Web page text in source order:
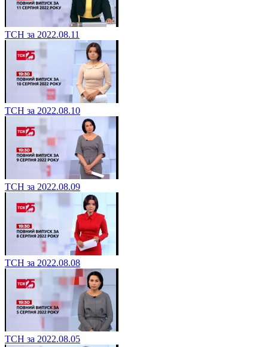
ТСН за 2022.08.11
ТСН за 2022.08.10
ТСН за 2022.08.09
ТСН за 2022.08.08
ТСН за 2022.08.05